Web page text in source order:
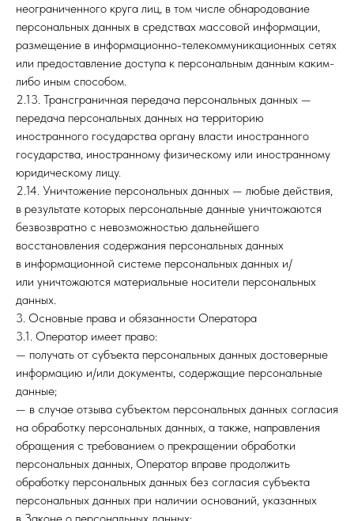
неограниченного круга лиц, в том числе обнародование
персональных данных в средствах массовой информации,
размещение в информационно-телекоммуникационных сетях
или предоставление доступа к персональным данным каким-
либо иным способом.
2.13. Трансграничная передача персональных данных —
передача персональных данных на территорию
иностранного государства органу власти иностранного
государства, иностранному физическому или иностранному
юридическому лицу.
2.14. Уничтожение персональных данных — любые действия,
в результате которых персональные данные уничтожаются
безвозвратно с невозможностью дальнейшего
восстановления содержания персональных данных
в информационной системе персональных данных и/
или уничтожаются материальные носители персональных
данных.
3. Основные права и обязанности Оператора
3.1. Оператор имеет право:
— получать от субъекта персональных данных достоверные
информацию и/или документы, содержащие персональные
данные;
— в случае отзыва субъектом персональных данных согласия
на обработку персональных данных, а также, направления
обращения с требованием о прекращении обработки
персональных данных, Оператор вправе продолжить
обработку персональных данных без согласия субъекта
персональных данных при наличии оснований, указанных